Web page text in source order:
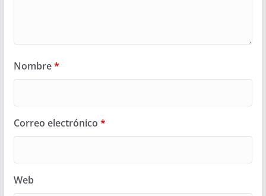
Nombre*
Correo electrónico *
Web